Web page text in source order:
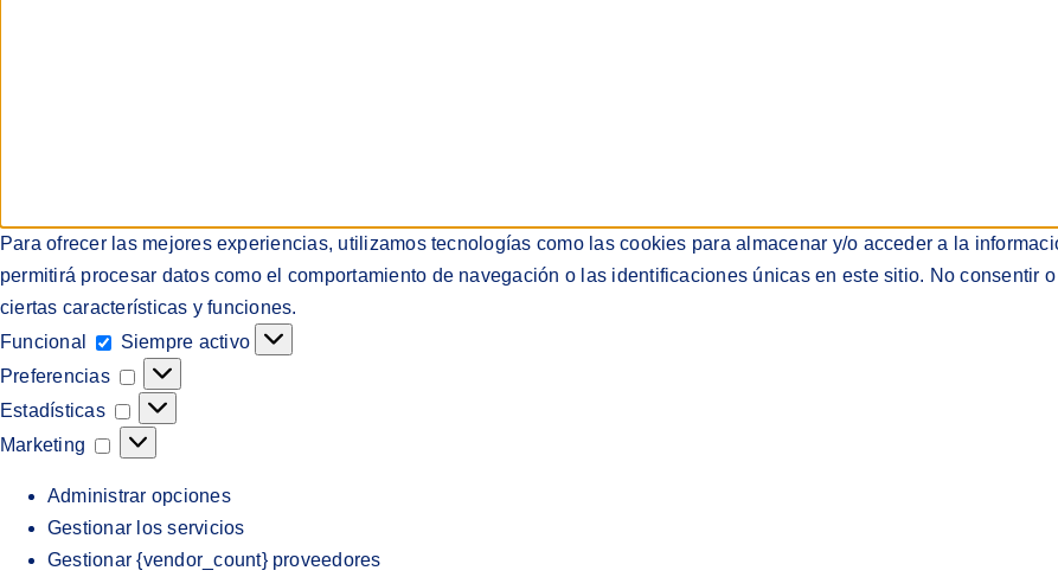
Para ofrecer las mejores experiencias, utilizamos tecnologías como las cookies para almacenar y/o acceder a la
permitirá procesar datos como el comportamiento de navegación o las identificaciones únicas en este sitio. No consentir
ciertas características y funciones.
Funcional
Funcional
Siempre activo
Preferencias
Preferencias
Estadísticas
Estadísticas
Marketing
Marketing
Administrar opciones
Gestionar los servicios
Gestionar {vendor_count} proveedores